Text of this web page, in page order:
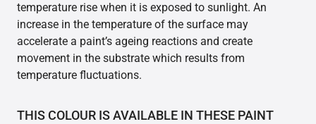
temperature rise when it is exposed to sunlight. An
increase in the temperature of the surface may
accelerate a paint’s ageing reactions and create
movement in the substrate which results from
temperature fluctuations.
THIS COLOUR IS AVAILABLE IN THESE PAINT